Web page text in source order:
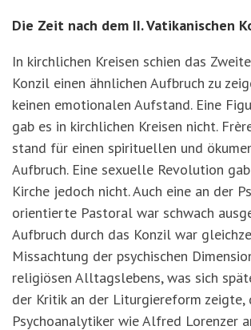
Die Zeit nach dem II. Vatikanischen
In kirchlichen Kreisen schien das
Konzil einen ähnlichen Aufbruch zu
keinen emotionalen Aufstand. Eine
gab es in kirchlichen Kreisen nicht.
stand für einen spirituellen und
Aufbruch. Eine sexuelle Revolution
Kirche jedoch nicht. Auch eine an der
orientierte Pastoral war schwach
Aufbruch durch das Konzil war
Missachtung der psychischen
religiösen Alltagslebens, was sich
der Kritik an der Liturgiereform zeigte,
Psychoanalytiker wie Alfred Lorenzer